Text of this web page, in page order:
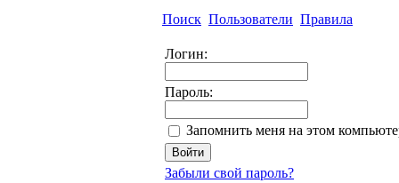
Поиск Пользователи Правила
Логин:
Пароль:
Запомнить меня на этом
Забыли свой пароль?